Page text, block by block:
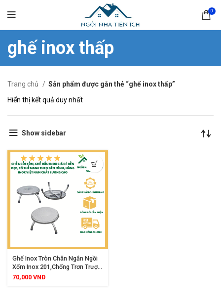
0
ghế inox thấp
Trang chủ
Sản phẩm được gắn thẻ “ghế inox thấp”
Hiển thị kết quả duy nhất
Show sidebar
Ghế Inox Tròn Chân Ngắn Ngồi
Xổm Inox 201,Chống Trơn Trượt
Bền Chắc Dùng Gia Đình Quán
70,000 VNĐ